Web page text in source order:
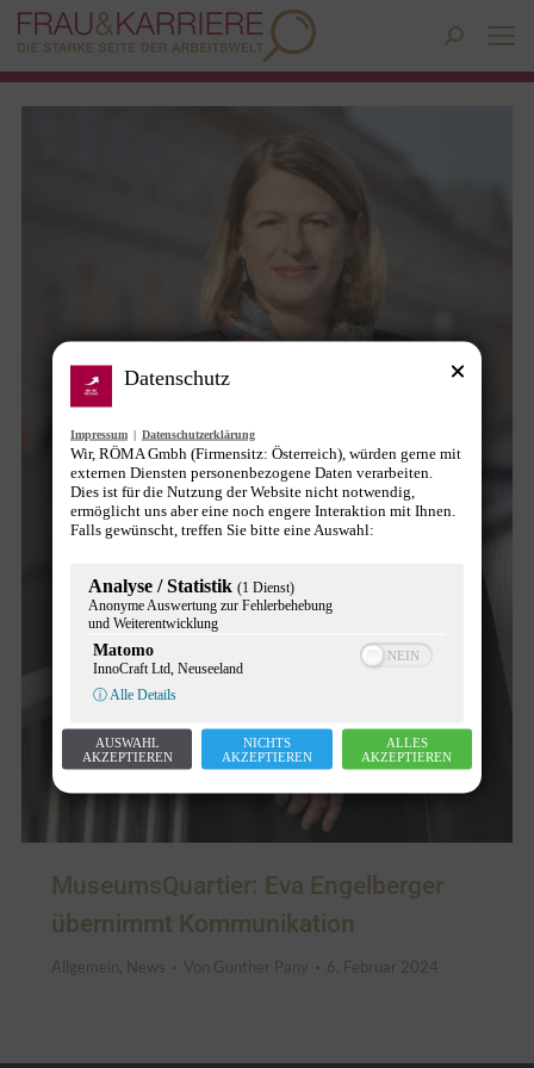
Search:
MuseumsQuartier: Eva Engelberger
übernimmt Kommunikation
Allgemein News Von Gunther Pany 6. Februar 2024
Datenschutz
Impressum | Datenschutzerklärung
Wir, RÖMA Gmbh (Firmensitz: Österreich), würden gerne mit
externen Diensten personenbezogene Daten verarbeiten.
Dies ist für die Nutzung der Website nicht notwendig,
ermöglicht uns aber eine noch engere Interaktion mit Ihnen.
Falls gewünscht, treffen Sie bitte eine Auswahl:
Analyse / Statistik (1 Dienst)
Anonyme Auswertung zur Fehlerbehebung
und Weiterentwicklung
Matomo
InnoCraft Ltd, Neuseeland
ⓘ Alle Details
AUSWAHL
AKZEPTIEREN
NICHTS
AKZEPTIEREN
ALLES
AKZEPTIEREN